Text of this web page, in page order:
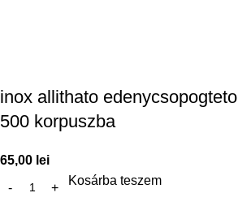
inox allithato edenycsopogteto
500 korpuszba
65,00 lei
Kosárba teszem